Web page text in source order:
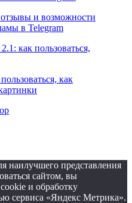
и возможности
в Telegram
как
наилучшего представления
сайтом, вы
и обработку
сервиса «Яндекс Метрика».